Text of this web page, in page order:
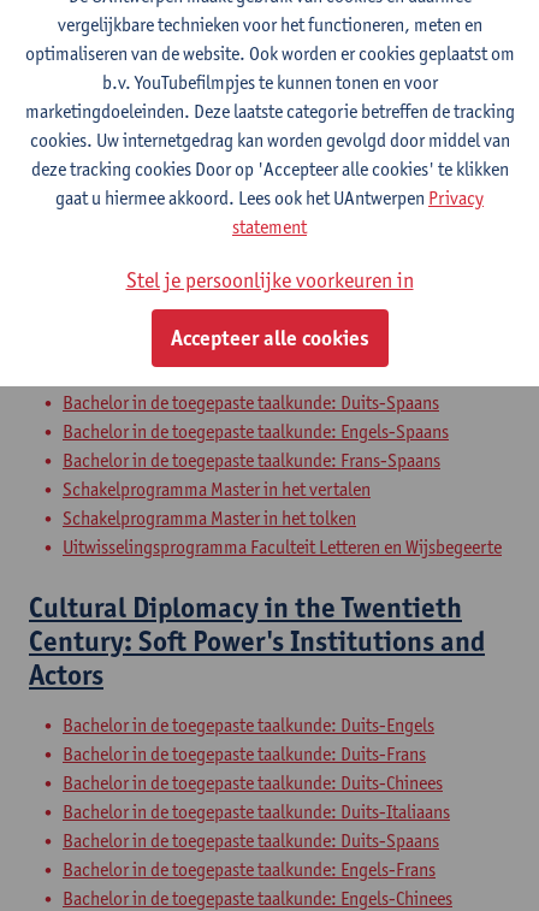
management
Sociedad y cultura en España: Destrezas
orales
Bachelor in de toegepaste taalkunde: Duits-Spaans
Bachelor in de toegepaste taalkunde: Engels-Spaans
Bachelor in de toegepaste taalkunde: Frans-Spaans
Sociedad y cultura en Hispanoamérica:
Destrezas orales
Bachelor in de toegepaste taalkunde: Duits-Spaans
Bachelor in de toegepaste taalkunde: Engels-Spaans
Bachelor in de toegepaste taalkunde: Frans-Spaans
Schakelprogramma Master in het vertalen
Schakelprogramma Master in het tolken
Uitwisselingsprogramma Faculteit Letteren en Wijsbegeerte
Cultural Diplomacy in the Twentieth
Century: Soft Power's Institutions and
Actors
Bachelor in de toegepaste taalkunde: Duits-Engels
Bachelor in de toegepaste taalkunde: Duits-Frans
Bachelor in de toegepaste taalkunde: Duits-Chinees
Bachelor in de toegepaste taalkunde: Duits-Italiaans
Bachelor in de toegepaste taalkunde: Duits-Spaans
Bachelor in de toegepaste taalkunde: Engels-Frans
Bachelor in de toegepaste taalkunde: Engels-Chinees
vergelijkbare technieken voor het functioneren, meten en
optimaliseren van de website. Ook worden er cookies geplaatst om
b.v. YouTubefilmpjes te kunnen tonen en voor
marketingdoeleinden. Deze laatste categorie betreffen de tracking
cookies. Uw internetgedrag kan worden gevolgd door middel van
deze tracking cookies Door op 'Accepteer alle cookies' te klikken
gaat u hiermee akkoord. Lees ook het UAntwerpen Privacy
statement
Stel je persoonlijke voorkeuren in
Accepteer alle cookies